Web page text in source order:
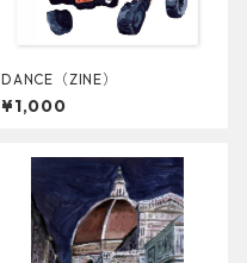
DANCE（ZINE）
¥1,000